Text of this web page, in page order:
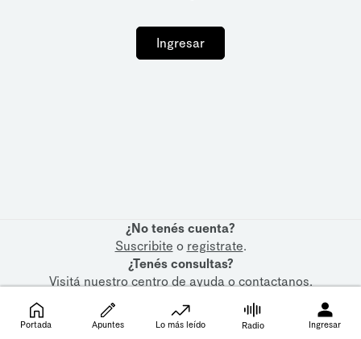
Ingresar
¿No tenés cuenta?
Suscribite o registrate.
¿Tenés consultas?
Visitá nuestrocentro de ayudaocontactanos.
Portada Apuntes Lo más leído Radio Ingresar